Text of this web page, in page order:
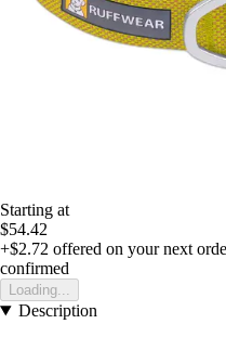
Starting at
$54.42
+$2.72 offered on your next
confirmed
Loading...
Description